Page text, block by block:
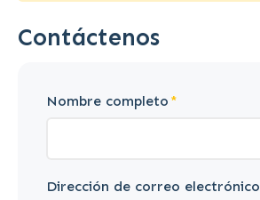
Contáctenos
Nombre completo
Dirección de correo electrónico